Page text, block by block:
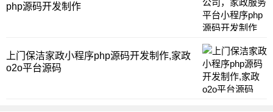
php源码开发制作
上门保洁家政小程序php源码开发制作,家政
o2o平台源码